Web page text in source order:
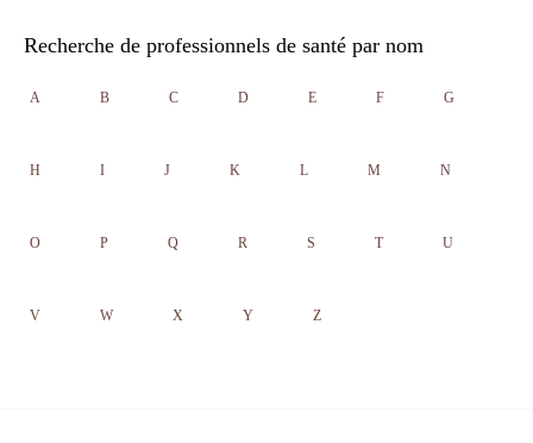
Recherche de professionnels de santé par nom
A B C D E F G
H I J K L M N
O P Q R S T U
V W X Y Z